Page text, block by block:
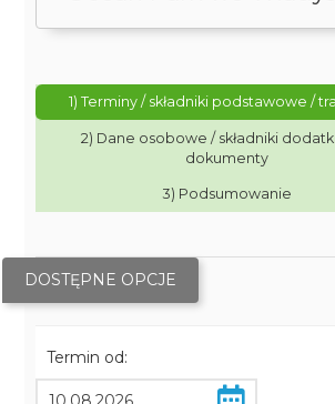
1) Terminy / składniki podstawowe /
2) Dane osobowe / składniki
dokumenty
3) Podsumowanie
DOSTĘPNE OPCJE
Termin od: